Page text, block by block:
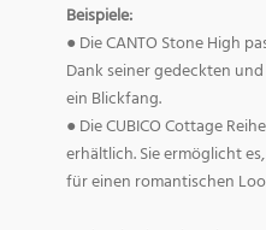
Beispiele:
● Die CANTO Stone High
Dank seiner gedeckten
ein Blickfang.
● Die CUBICO Cottage
erhältlich. Sie ermöglicht
für einen romantischen